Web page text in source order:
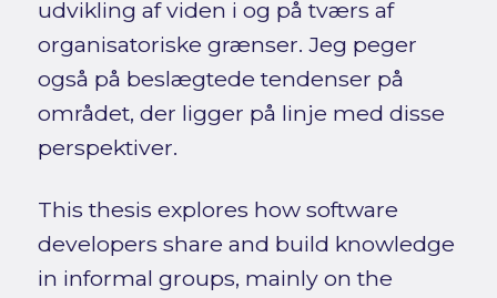
udvikling af viden i og på tværs af
organisatoriske grænser. Jeg peger
også på beslægtede tendenser på
området, der ligger på linje med disse
perspektiver.
This thesis explores how software
developers share and build knowledge
in informal groups, mainly on the